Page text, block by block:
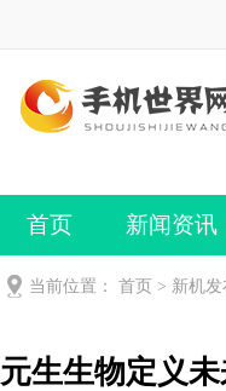
首页 新闻资讯
手机频道 手机
当前位置： 首页 > 新机发
元生生物定义